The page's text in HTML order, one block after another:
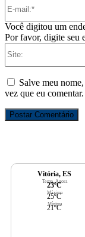
Você digitou um
Por favor, digite seu
Salve meu
vez que eu comentar.
Vitória, ES
Temp. Agora
23ºC
Máxima
25ºC
Mínima
21ºC